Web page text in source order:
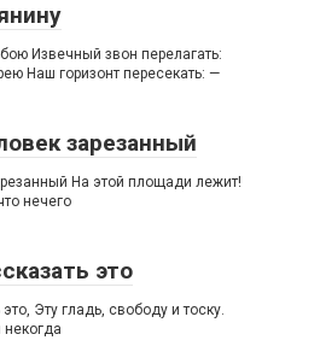
Извечный звон перелагать:
Наш горизонт пересекать: —
зарезанный
На этой площади лежит!
нечего
это
Эту гладь, свободу и тоску.